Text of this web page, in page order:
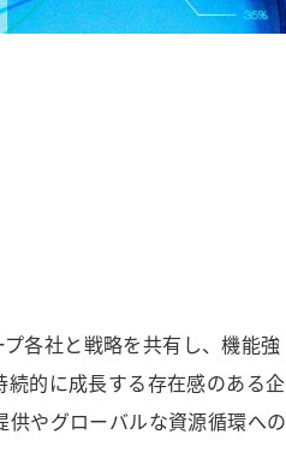
各社と戦略を共有し、機能強
的に成長する存在感のある企
やグローバルな資源循環への